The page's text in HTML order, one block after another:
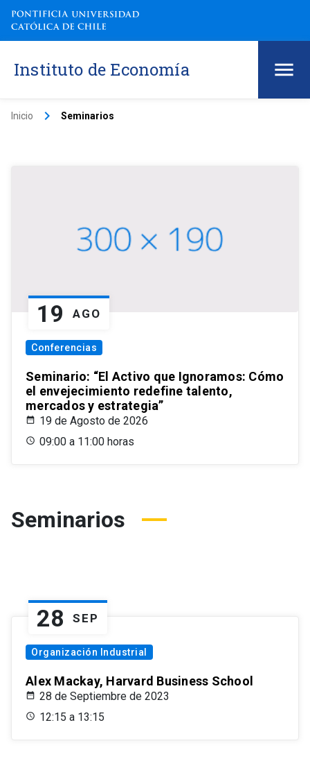
Instituto de Economía
Inicio keyboard_arrow_right Seminarios
19 AGO
Conferencias
Seminario: “El Activo que Ignoramos: Cómo
el envejecimiento redefine talento,
mercados y estrategia”
19 de Agosto de 2026
09:00 a 11:00 horas
Seminarios
28 SEP
Organización Industrial
Alex Mackay, Harvard Business School
28 de Septiembre de 2023
12:15 a 13:15